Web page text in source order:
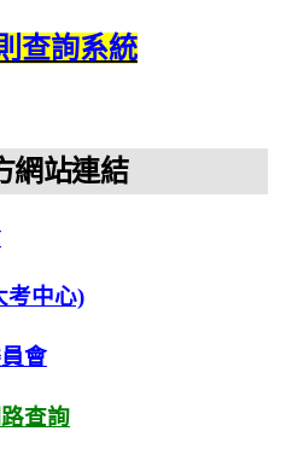
查詢系統
網站連結
考中心)
會
查詢